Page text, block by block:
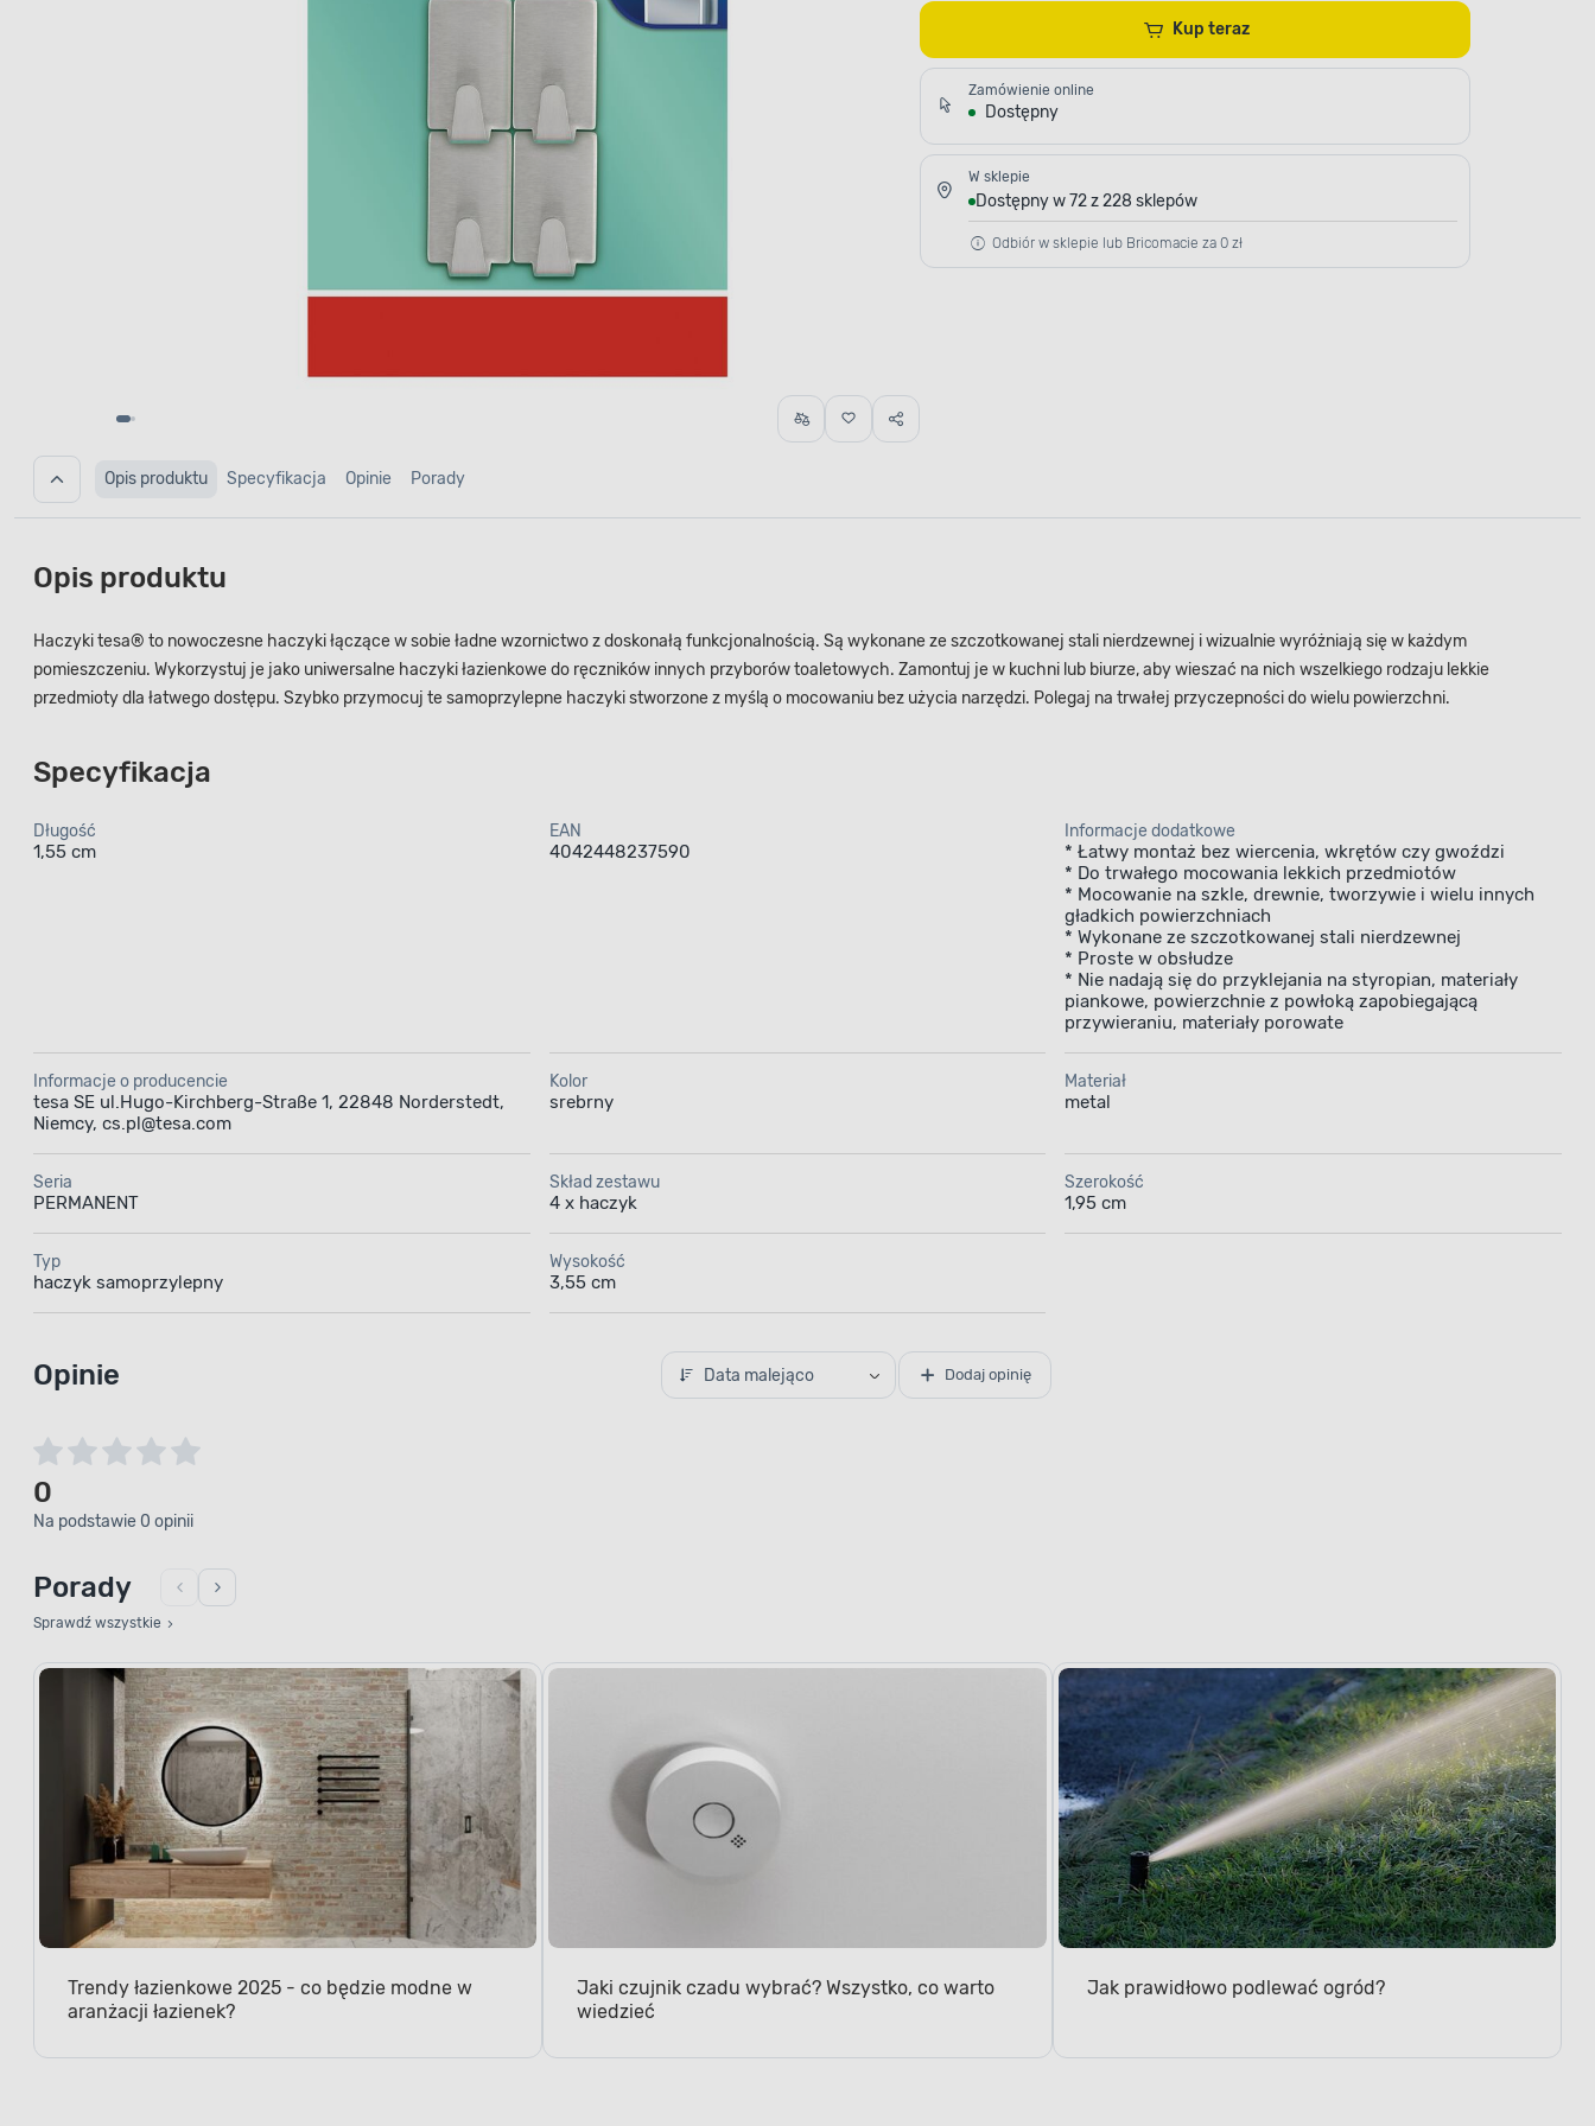
Kup teraz
Zamówienie online
Dostępny
W sklepie
Dostępny w 72 z 228 sklepów
Odbiór w sklepie lub Bricomacie za 0 zł
Opis produktu Specyfikacja Opinie Porady
Opis produktu
Haczyki tesa® to nowoczesne haczyki łączące w sobie ładne wzornictwo z doskonałą funkcjonalnością. Są wykonane ze szczotkowanej stali nierdzewnej i wizualnie wyróżniają się w każdym
pomieszczeniu. Wykorzystuj je jako uniwersalne haczyki łazienkowe do ręczników innych przyborów toaletowych. Zamontuj je w kuchni lub biurze, aby wieszać na nich wszelkiego rodzaju lekkie
przedmioty dla łatwego dostępu. Szybko przymocuj te samoprzylepne haczyki stworzone z myślą o mocowaniu bez użycia narzędzi. Polegaj na trwałej przyczepności do wielu powierzchni.
Specyfikacja
Długość
1,55 cm
EAN
4042448237590
Informacje dodatkowe
* Łatwy montaż bez wiercenia, wkrętów czy gwoździ
* Do trwałego mocowania lekkich przedmiotów
* Mocowanie na szkle, drewnie, tworzywie i wielu innych
gładkich powierzchniach
* Wykonane ze szczotkowanej stali nierdzewnej
* Proste w obsłudze
* Nie nadają się do przyklejania na styropian, materiały
piankowe, powierzchnie z powłoką zapobiegającą
przywieraniu, materiały porowate
Informacje o producencie
tesa SE ul.Hugo-Kirchberg-Straße 1, 22848 Norderstedt,
Niemcy, cs.pl@tesa.com
Kolor
srebrny
Materiał
metal
Seria
PERMANENT
Skład zestawu
4 x haczyk
Szerokość
1,95 cm
Typ
haczyk samoprzylepny
Wysokość
3,55 cm
Opinie Data malejąco Dodaj opinię
0
Na podstawie 0 opinii
Porady
Sprawdź wszystkie
Trendy łazienkowe 2025 - co będzie modne w
aranżacji łazienek?
Jaki czujnik czadu wybrać? Wszystko, co warto
wiedzieć
Jak prawidłowo podlewać ogród?